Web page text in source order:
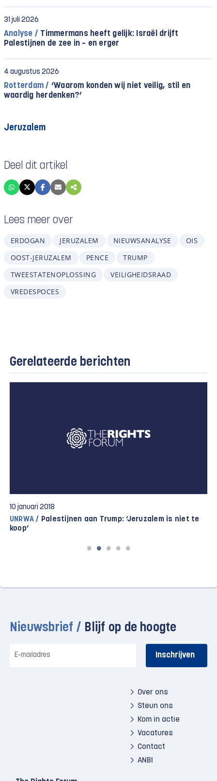
31 juli 2026
Analyse / Timmermans heeft gelijk: Israël drijft
Palestijnen de zee in – en erger
4 augustus 2026
Rotterdam / ‘Waarom konden wij niet veilig, stil en
waardig herdenken?’
Jeruzalem
Deel dit artikel
Lees meer over
ERDOGAN JERUZALEM NIEUWSANALYSE
OIS
OOST-JERUZALEM
PENCE
TRUMP
TWEESTATENOPLOSSING
VEILIGHEIDSRAAD
VREDESPOCES
Gerelateerde berichten
10 januari 2018
UNRWA / Palestijnen aan Trump: ‘Jeruzalem is niet te
koop’
Nieuwsbrief / Blijf op de hoogte
mailadres
Over ons
Steun ons
Kom in actie
Vacatures
Contact
ANBI